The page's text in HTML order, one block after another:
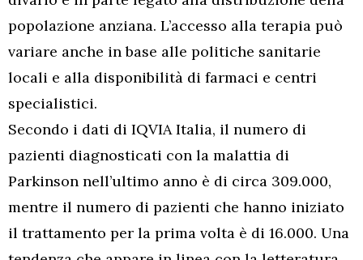
popolazione anziana. L’accesso alla terapia può
variare anche in base alle politiche sanitarie
locali e alla disponibilità di farmaci e centri
specialistici.
Secondo i dati di IQVIA Italia, il numero di
pazienti diagnosticati con la malattia di
Parkinson nell’ultimo anno è di circa 309.000,
mentre il numero di pazienti che hanno iniziato
il trattamento per la prima volta è di 16.000. Una